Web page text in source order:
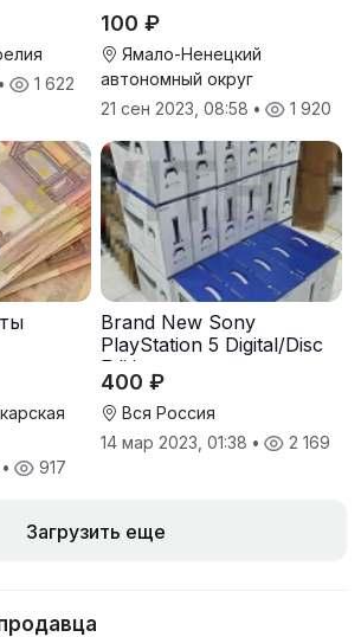
• 1 622
100 ₽
Ямало-Ненецкий
автономный округ
21 сен 2023, 08:58 • 1 920
• 917
Brand New Sony
PlayStation 5 Digital/Disc
Edition
400 ₽
Вся Россия
14 мар 2023, 01:38 • 2 169
Загрузить еще